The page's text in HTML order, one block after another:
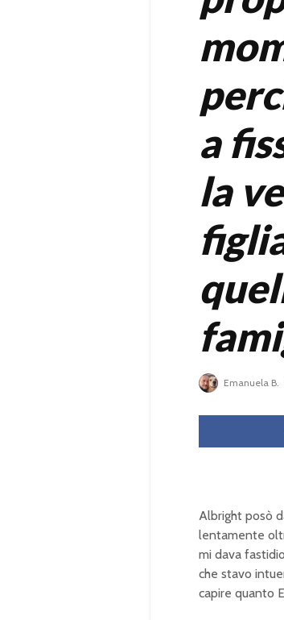
a
la
Emanuela B.
Albright posò
lentamente
mi dava
che stavo
capire quanto